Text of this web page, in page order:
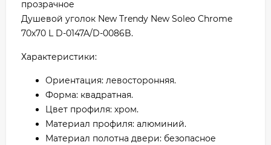
прозрачное
Душевой уголок New Trendy New Soleo Chrome
70х70 L D-0147A/D-0086B.
Характеристики:
Ориентация: левосторонняя.
Форма: квадратная.
Цвет профиля: хром.
Материал профиля: алюминий.
Материал полотна двери: безопасное